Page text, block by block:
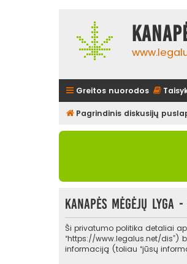
Greitos nuorodos
Pagrindinis diskusijų
Kanapės mėgėjų lyga
Ši privatumo politika detaliai
“https://www.legalus.net/dis”)
informaciją (toliau “jūsų